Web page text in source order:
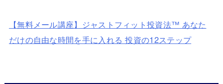
【無料メール講座】ジャストフィット投資法™ あなた
だけの自由な時間を手に入れる 投資の12ステップ